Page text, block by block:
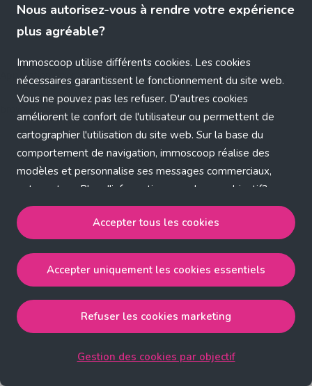
Nous autorisez-vous à rendre votre expérience
plus agréable?
Immoscoop utilise différents cookies. Les cookies
nécessaires garantissent le fonctionnement du site web.
Vous ne pouvez pas les refuser. D'autres cookies
améliorent le confort de l'utilisateur ou permettent de
cartographier l'utilisation du site web. Sur la base du
comportement de navigation, immoscoop réalise des
modèles et personnalise ses messages commerciaux,
entre autres. Plus d'informations sur chaque objectif?
Cliquez sur 'Gestion des cookies par objectif'.
Notre politique de cookies
Accepter tous les cookies
strictement nécessaires, performance, fonctionnalité et
publicité ciblée.
Accepter uniquement les cookies essentielsaccepte
les cookies strictement nécessaires.
Accepter tous les cookies
Accepter uniquement les cookies essentiels
Refuser les cookies marketing
Gestion des cookies par objectif
Application error: a client-side exception has occurred (see the
browser console for more information)